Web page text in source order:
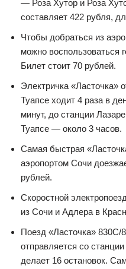
— Роза Хутор и Роза
составляет 422 рубля,
Чтобы добраться из
можно воспользоваться
Билет стоит 70 рублей.
Электричка «Ласточка»
Туапсе ходит 4 раза в
минут, до станции
Туапсе — около 3 часов.
Самая быстрая
аэропортом Сочи
рублей.
Скоростной
из Сочи и Адлера в
Поезд «Ласточка»
отправляется со
делает 16 остановок.